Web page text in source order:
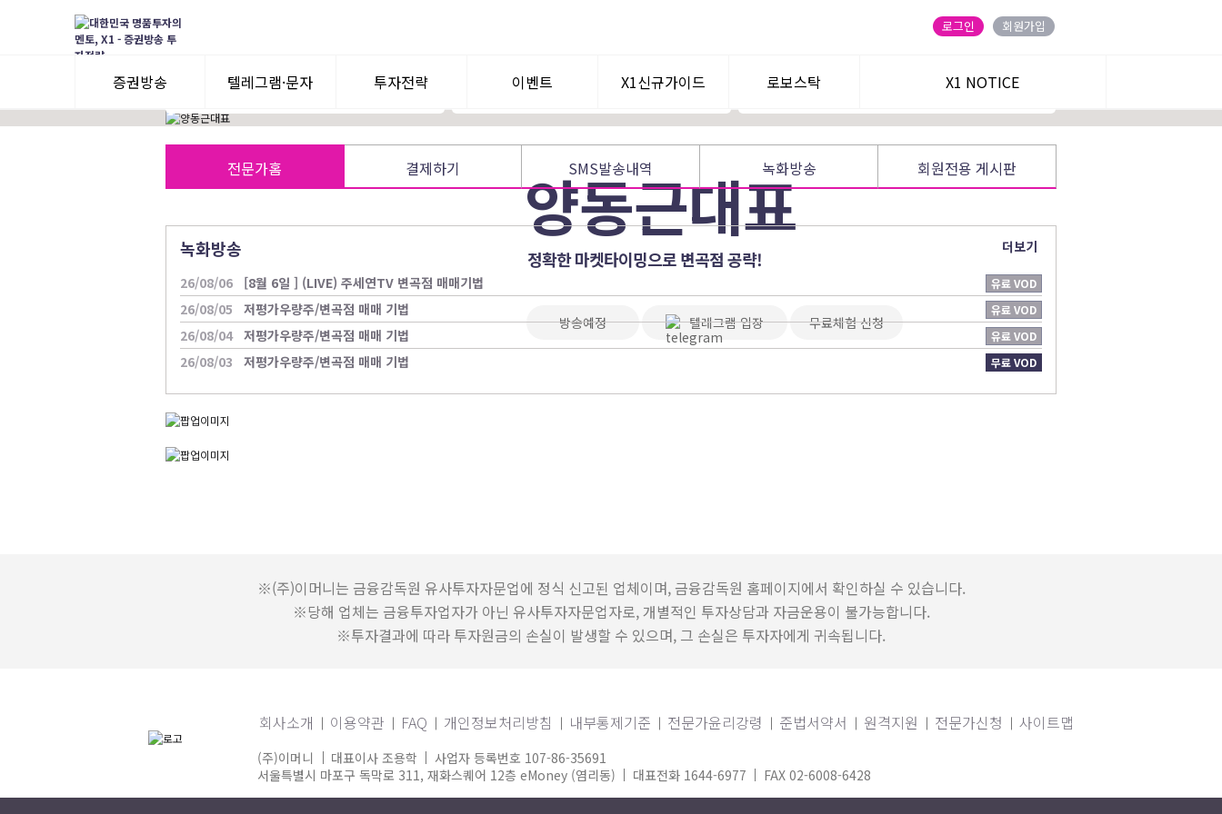
로그인 회원가입
증권방송
수익률뽐내기
텔레그램·문자
3일 무료체험
투자전략 이벤트 X1신규가이드
신규가입혜택
멘토찾기
로보스탁 X1 NOTICE
블로그
카카오 친구 유튜브
양동근대표
정확한 마켓타이밍으로 변곡점 공략!
방송예정 텔레그램 입장 무료체험 신청
정회원 가입하기
전문가홈 결제하기 SMS발송내역 녹화방송 회원전용 게시판
녹화방송
26/08/06 [8월 6일 ] (LIVE) 주세연TV 변곡점 매매기법 유료 VOD
26/08/05 저평가우량주/변곡점 매매 기법 유료 VOD
26/08/04 저평가우량주/변곡점 매매 기법 유료 VOD
26/08/03 저평가우량주/변곡점 매매 기법 무료 VOD
더보기
※(주)이머니는 금융감독원 유사투자자문업에 정식 신고된 업체이며, 금융감독원 홈페이지에서 확인하실 수 있습니다.
※당해 업체는 금융투자업자가 아닌 유사투자자문업자로, 개별적인 투자상담과 자금운용이 불가능합니다.
※투자결과에 따라 투자원금의 손실이 발생할 수 있으며, 그 손실은 투자자에게 귀속됩니다.
회사소개 이용약관 FAQ 개인정보처리방침 내부통제기준 전문가윤리강령 준법서약서 원격지원 전문가신청 사이트맵
(주)이머니 대표이사 조용학
사업자 등록번호 107-86-35691
서울특별시 마포구 독막로 311, 재화스퀘어 12층 eMoney (염리동)
대표전화 1644-6977
FAX 02-6008-6428